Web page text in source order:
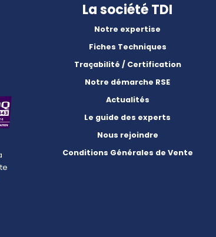
La société TDI
Notre expertise
Fiches Techniques
Traçabilité / Certification
Notre démarche RSE
Actualités
Le guide des experts
Nous rejoindre
Conditions Générales de Vente